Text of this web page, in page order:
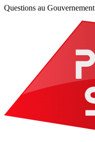
Questions au Gouvernement